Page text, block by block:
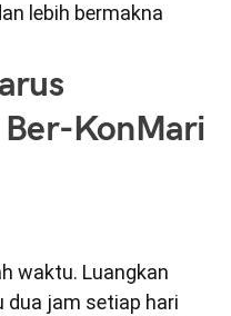
lebih bermakna
KonMari
waktu. Luangkan
dua jam setiap hari